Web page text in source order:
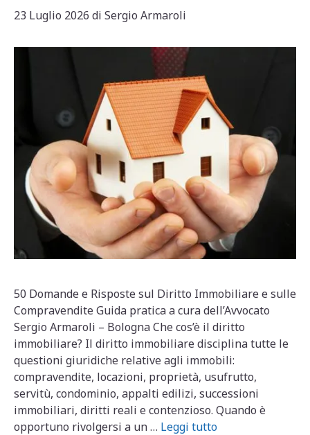
23 Luglio 2026 di Sergio Armaroli
50 Domande e Risposte sul Diritto Immobiliare e sulle
Compravendite Guida pratica a cura dell’Avvocato
Sergio Armaroli – Bologna Che cos’è il diritto
immobiliare? Il diritto immobiliare disciplina tutte le
questioni giuridiche relative agli immobili:
compravendite, locazioni, proprietà, usufrutto,
servitù, condominio, appalti edilizi, successioni
immobiliari, diritti reali e contenzioso. Quando è
opportuno rivolgersi a un … Leggi tutto